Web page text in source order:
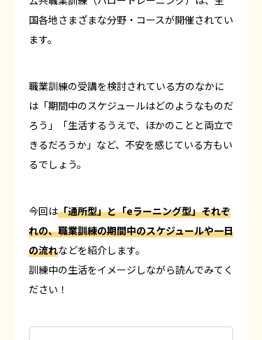
国各地さまざまな分野・コースが開催されてい
ます。
職業訓練の受講を検討されている方のなかに
は「期間中のスケジュールはどのようなものだ
ろう」「生活するうえで、ほかのことと両立で
きるだろうか」など、不安を感じている方もい
るでしょう。
今回は「通所型」と「eラーニング型」それぞ
れの、職業訓練の期間中のスケジュールや一日
の流れなどを紹介します。
訓練中の生活をイメージしながら読んでみてく
ださい！